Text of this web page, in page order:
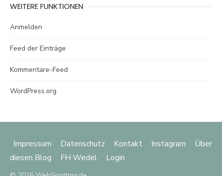
WEITERE FUNKTIONEN
Anmelden
Feed der Einträge
Kommentare-Feed
WordPress.org
Impressum Datenschutz Kontakt Instagram
Über
diesen Blog
FH Wedel Login